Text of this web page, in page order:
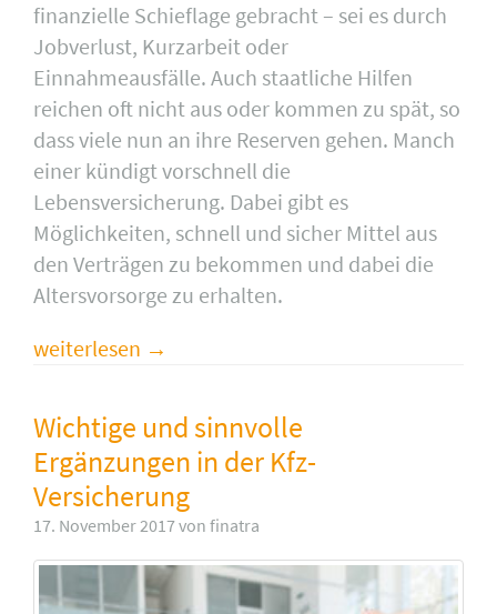
finanzielle Schieflage gebracht – sei es durch
Jobverlust, Kurzarbeit oder
Einnahmeausfälle. Auch staatliche Hilfen
reichen oft nicht aus oder kommen zu spät, so
dass viele nun an ihre Reserven gehen. Manch
einer kündigt vorschnell die
Lebensversicherung. Dabei gibt es
Möglichkeiten, schnell und sicher Mittel aus
den Verträgen zu bekommen und dabei die
Altersvorsorge zu erhalten.
weiterlesen
Wichtige und sinnvolle
Ergänzungen in der Kfz-
Versicherung
17. November 2017 von finatra